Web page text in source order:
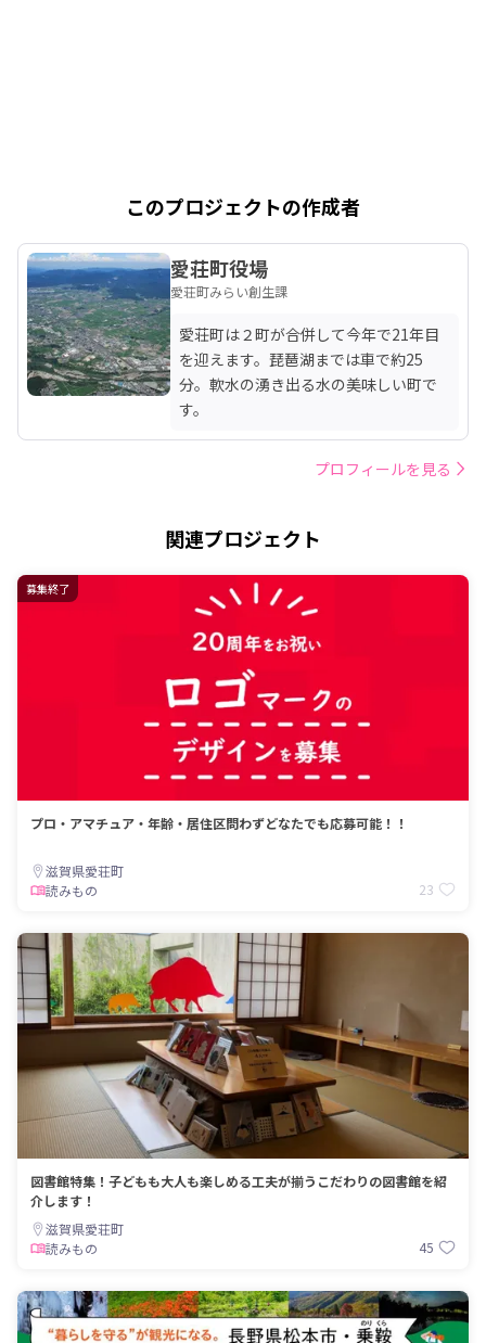
このプロジェクトの作成者
愛荘町役場
愛荘町みらい創生課
愛荘町は２町が合併して今年で21年目
を迎えます。琵琶湖までは車で約25
分。軟水の湧き出る水の美味しい町で
す。
プロフィールを見る
関連プロジェクト
募集終了
プロ・アマチュア・年齢・居住区問わずどなたでも応募可能！！
滋賀県愛荘町
読みもの
23
図書館特集！子どもも大人も楽しめる工夫が揃うこだわりの図書館を紹
介します！
滋賀県愛荘町
読みもの
45